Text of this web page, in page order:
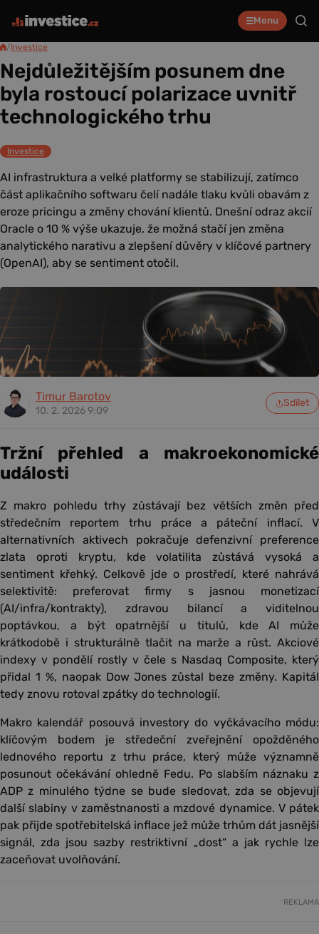
Menu
/Investice
Nejdůležitějším posunem dne
byla rostoucí polarizace uvnitř
technologického trhu
Investice
AI infrastruktura a velké platformy se stabilizují, zatímco
část aplikačního softwaru čelí nadále tlaku kvůli obavám z
eroze pricingu a změny chování klientů. Dnešní odraz akcií
Oracle o 10 % výše ukazuje, že možná stačí jen změna
analytického narativu a zlepšení důvěry v klíčové partnery
(OpenAI), aby se sentiment otočil.
Timur Barotov
10. 2. 2026 9:09
Sdílet
Tržní přehled a makroekonomické
události
Z makro pohledu trhy zůstávají bez větších změn před
středečním reportem trhu práce a páteční inflací. V
alternativních aktivech pokračuje defenzivní preference
zlata oproti kryptu, kde volatilita zůstává vysoká a
sentiment křehký. Celkově jde o prostředí, které nahrává
selektivitě: preferovat firmy s jasnou monetizací
(AI/infra/kontrakty), zdravou bilancí a viditelnou
poptávkou, a být opatrnější u titulů, kde AI může
krátkodobě i strukturálně tlačit na marže a růst. Akciové
indexy v pondělí rostly v čele s Nasdaq Composite, který
přidal 1 %, naopak Dow Jones zůstal beze změny. Kapitál
tedy znovu rotoval zpátky do technologií.
Makro kalendář posouvá investory do vyčkávacího módu:
klíčovým bodem je středeční zveřejnění opožděného
lednového reportu z trhu práce, který může významně
posunout očekávání ohledně Fedu. Po slabším náznaku z
ADP z minulého týdne se bude sledovat, zda se objevují
další slabiny v zaměstnanosti a mzdové dynamice. V pátek
pak přijde spotřebitelská inflace jež může trhům dát jasnější
signál, zda jsou sazby restriktivní „dost“ a jak rychle lze
zaceňovat uvolňování.
REKLAMA